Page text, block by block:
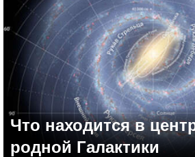
Что находится в
родной Галактики